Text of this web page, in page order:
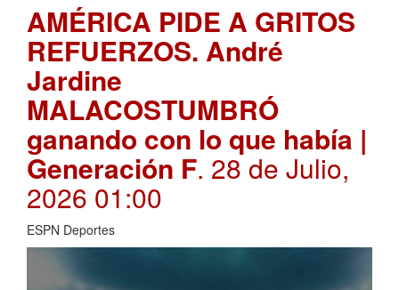
AMÉRICA PIDE A GRITOS
REFUERZOS. André
Jardine
MALACOSTUMBRÓ
ganando con lo que había |
Generación F. 28 de Julio,
2026 01:00
ESPN Deportes